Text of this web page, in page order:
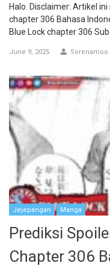
Halo. Disclaimer: Artikel
chapter 306 Bahasa
Blue Lock chapter 306
June 9, 2025 Sorenamoo
Jejepangan Manga
Prediksi
Chapter 306